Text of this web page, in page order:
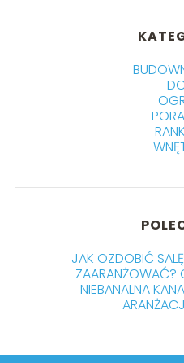
JAK OZDOBIĆ
ZAARANŻOWAĆ?
NIEBANALNA